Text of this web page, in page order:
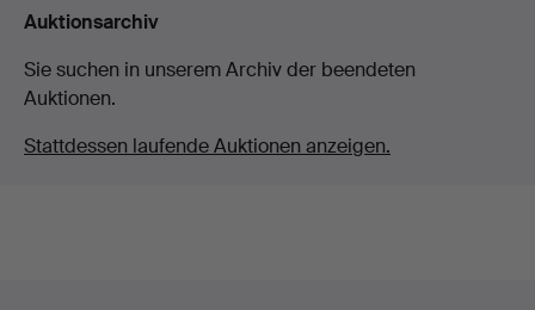
Auktionsarchiv
Sie suchen in unserem Archiv der beendeten
Auktionen.
Stattdessen laufende Auktionen anzeigen.